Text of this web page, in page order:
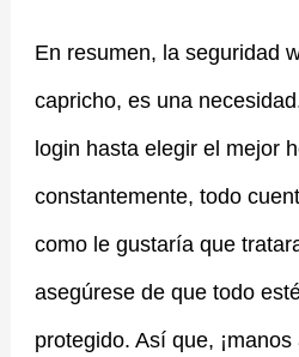
En resumen, la seguridad
capricho, es una
login hasta elegir el mejor
constantemente, todo
como le gustaría que
asegúrese de que todo
protegido. Así que,